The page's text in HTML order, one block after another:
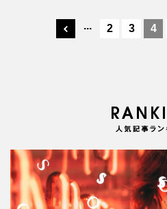
... 2 3 4